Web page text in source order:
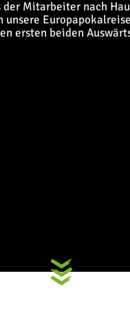
Mitarbeiter nach
unsere
ersten beiden